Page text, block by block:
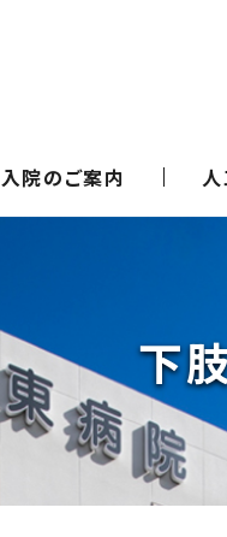
入院のご案内
下